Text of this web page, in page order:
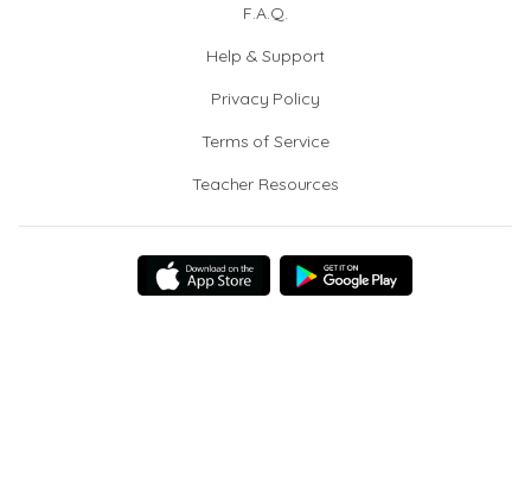
F.A.Q.
Help & Support
Privacy Policy
Terms of Service
Teacher Resources